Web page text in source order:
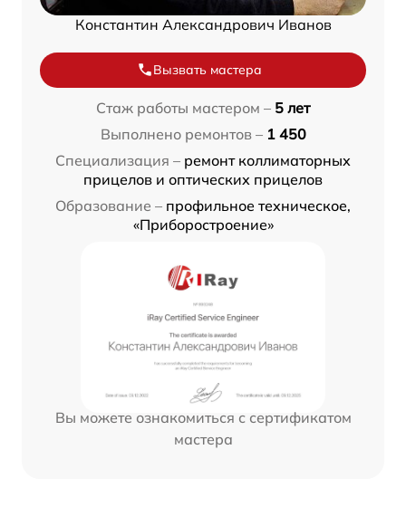
Константин Александрович Иванов
Вызвать мастера
Стаж работы мастером – 5 лет
Выполнено ремонтов – 1 450
Специализация – ремонт коллиматорных
прицелов и оптических прицелов
Образование – профильное техническое,
«Приборостроение»
Вы можете ознакомиться с сертификатом
мастера